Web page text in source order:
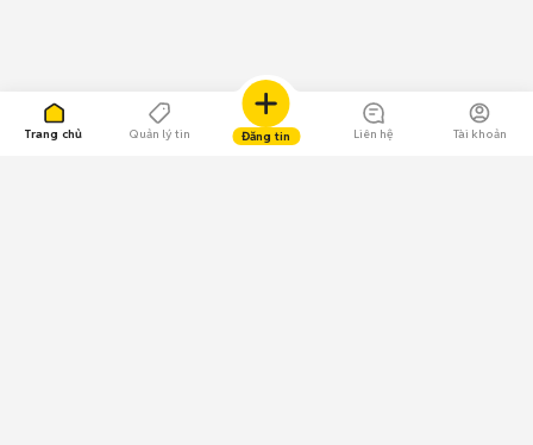
Trang chủ Quản lý tin Đăng tin Liên hệ Tài khoản